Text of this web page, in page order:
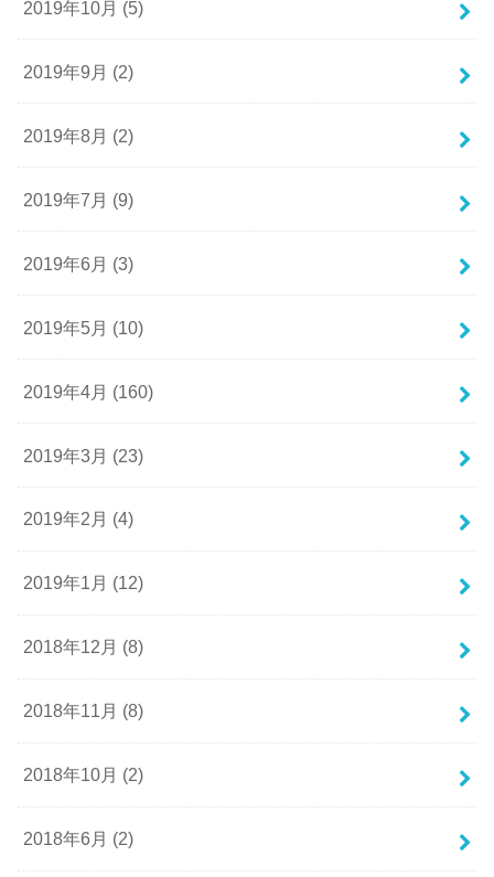
2019年10月 (5)
2019年9月 (2)
2019年8月 (2)
2019年7月 (9)
2019年6月 (3)
2019年5月 (10)
2019年4月 (160)
2019年3月 (23)
2019年2月 (4)
2019年1月 (12)
2018年12月 (8)
2018年11月 (8)
2018年10月 (2)
2018年6月 (2)